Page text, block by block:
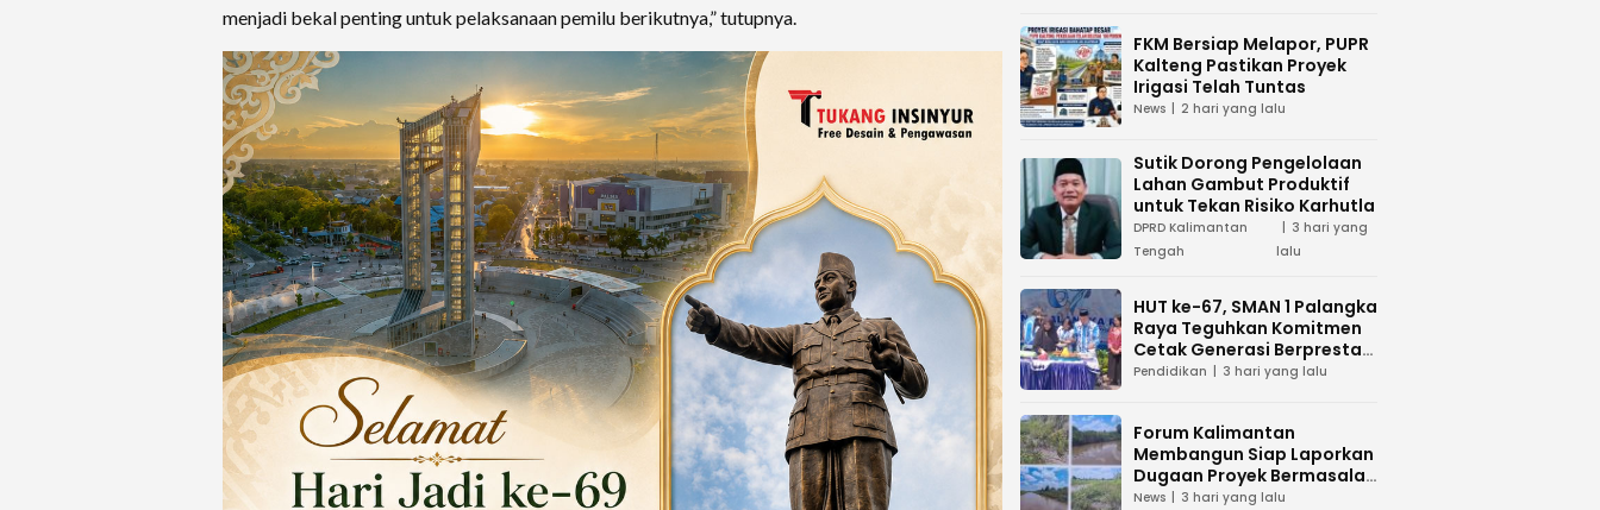
menjadi bekal penting untuk pelaksanaan pemilu berikutnya,” tutupnya.
FKM Bersiap Melapor, PUPR
Kalteng Pastikan Proyek
Irigasi Telah Tuntas
News 2 hari yang lalu
Sutik Dorong Pengelolaan
Lahan Gambut Produktif
untuk Tekan Risiko Karhutla
DPRD Kalimantan
Tengah
3 hari yang
lalu
HUT ke-67, SMAN 1 Palangka
Raya Teguhkan Komitmen
Cetak Generasi Berprestasi
dan Peduli Lingkunga
Pendidikan 3 hari yang lalu
Forum Kalimantan
Membangun Siap Laporkan
Dugaan Proyek Bermasalah
PUPR Kalteng
News 3 hari yang lalu